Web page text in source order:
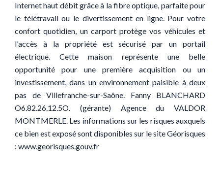
Internet haut débit grâce à la fibre optique, parfaite pour
le télétravail ou le divertissement en ligne. Pour votre
confort quotidien, un carport protège vos véhicules et
l'accès à la propriété est sécurisé par un portail
électrique. Cette maison représente une belle
opportunité pour une première acquisition ou un
investissement, dans un environnement paisible à deux
pas de Villefranche-sur-Saône. Fanny BLANCHARD
O6.82.26.12.5O. (gérante) Agence du VALDOR
MONTMERLE. Les informations sur les risques auxquels
ce bien est exposé sont disponibles sur le site Géorisques
: www.georisques.gouv.fr